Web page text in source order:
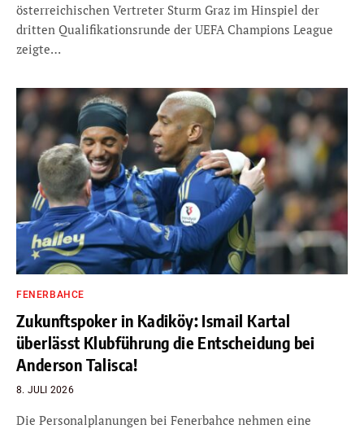
österreichischen Vertreter Sturm Graz im Hinspiel der
dritten Qualifikationsrunde der UEFA Champions League
zeigte…
FENERBAHCE
Zukunftspoker in Kadiköy: Ismail Kartal
überlässt Klubführung die Entscheidung bei
Anderson Talisca!
8. JULI 2026
Die Personalplanungen bei Fenerbahce nehmen eine